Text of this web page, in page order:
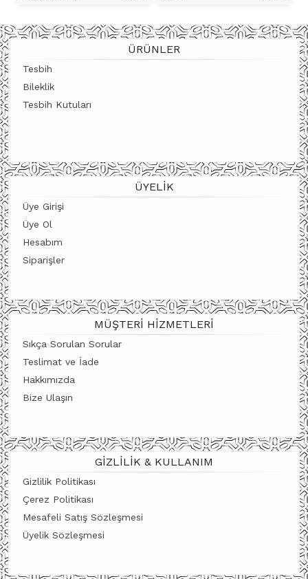
ÜRÜNÜ İNCELE ÜRÜNÜ İNCELE
ÜRÜNLER
Tesbih
Bileklik
Tesbih Kutuları
ÜYELIK
Üye Girişi
Üye Ol
Hesabım
Siparişler
MÜŞTERI HIZMETLERI
Sıkça Sorulan Sorular
Teslimat ve İade
Hakkımızda
Bize Ulaşın
GIZLILIK & KULLANIM
Gizlilik Politikası
Çerez Politikası
Mesafeli Satış Sözleşmesi
Üyelik Sözleşmesi